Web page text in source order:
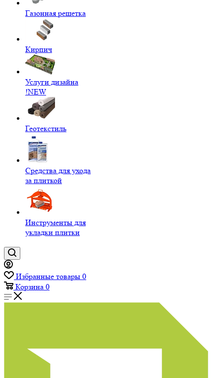
Газонная решетка
Кирпич
Услуги дизайна
!NEW
Геотекстиль
Средства для ухода
за плиткой
Инструменты для
укладки плитки
Избранные товары 0
Корзина 0